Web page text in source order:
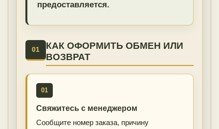
предоставляется.
01
КАК ОФОРМИТЬ ОБМЕН ИЛИ
ВОЗВРАТ
01
Свяжитесь с менеджером
Сообщите номер заказа, причину